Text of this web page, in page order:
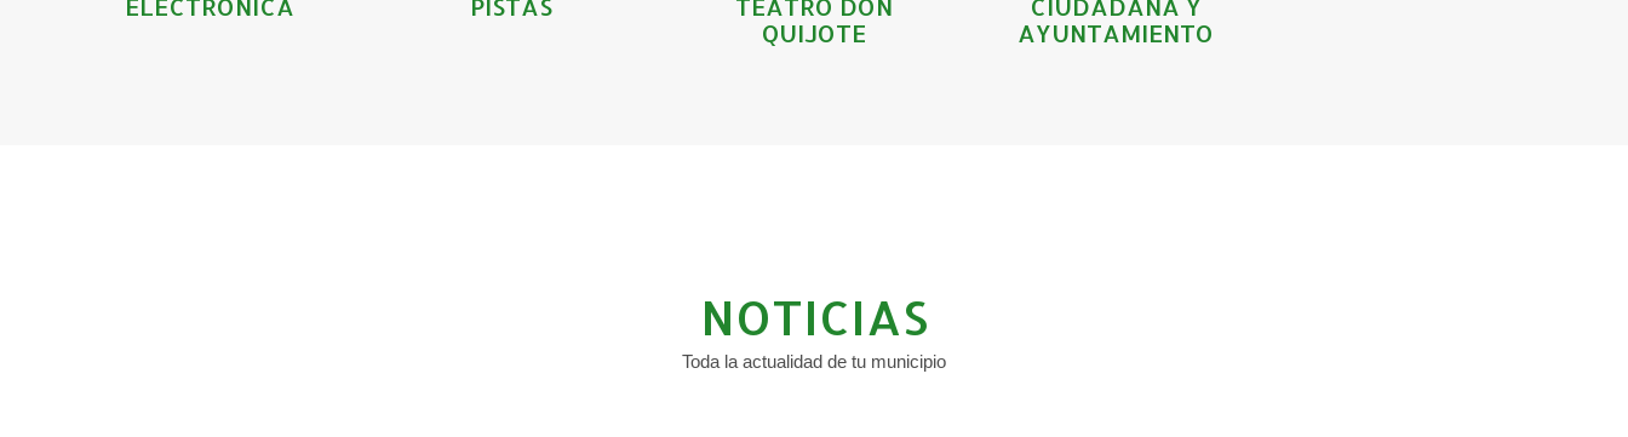
QUIJOTE
AYUNTAMIENTO
NOTICIAS
Toda la actualidad de tu municipio